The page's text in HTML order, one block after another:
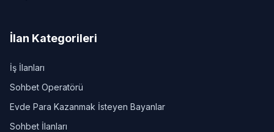
İlan Kategorileri
İş İlanları
Sohbet Operatörü
Evde Para Kazanmak İsteyen Bayanlar
Sohbet İlanları